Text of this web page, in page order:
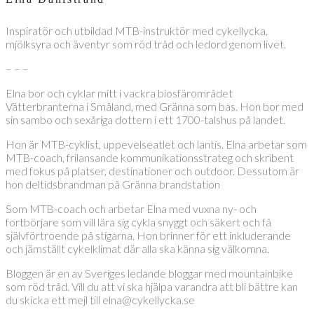
Inspiratör och utbildad MTB-instruktör med cykellycka,
mjölksyra och äventyr som röd tråd och ledord genom livet.
– – –
Elna bor och cyklar mitt i vackra biosfärområdet
Vätterbranterna i Småland, med Gränna som bas. Hon bor med
sin sambo och sexåriga dottern i ett 1700-talshus på landet.
Hon är MTB-cyklist, uppevelseatlet och lantis. Elna arbetar som
MTB-coach, frilansande kommunikationsstrateg och skribent
med fokus på platser, destinationer och outdoor. Dessutom är
hon deltidsbrandman på Gränna brandstation
Som MTB-coach och arbetar Elna med vuxna ny- och
fortbörjare som vill lära sig cykla snyggt och säkert och få
självförtroende på stigarna. Hon brinner för ett inkluderande
och jämställt cykelklimat där alla ska känna sig välkomna.
Bloggen är en av Sveriges ledande bloggar med mountainbike
som röd tråd. Vill du att vi ska hjälpa varandra att bli bättre kan
du skicka ett mejl till elna@cykellycka.se